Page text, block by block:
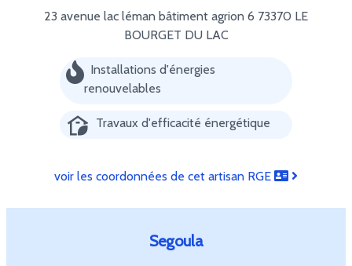
23 avenue lac léman bâtiment agrion 6 73370 LE
BOURGET DU LAC
Installations d'énergies
renouvelables
Travaux d'efficacité énergétique
voir les coordonnées de cet artisan RGE
Segoula